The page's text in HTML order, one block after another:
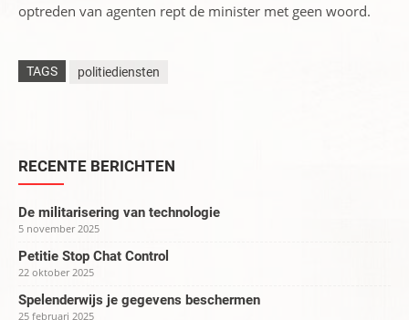
optreden van agenten rept de minister met geen woord.
TAGS politiediensten
RECENTE BERICHTEN
De militarisering van technologie
5 november 2025
Petitie Stop Chat Control
22 oktober 2025
Spelenderwijs je gegevens beschermen
25 februari 2025